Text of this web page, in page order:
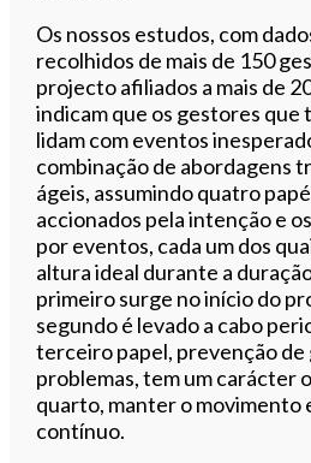
Os nossos estudos, com
recolhidos de mais de 150
projecto afiliados a mais de
indicam que os gestores que
lidam com eventos
combinação de abordagens
ágeis, assumindo quatro
accionados pela intenção e
por eventos, cada um dos
altura ideal durante a
primeiro surge no início do
segundo é levado a cabo
terceiro papel, prevenção de
problemas, tem um carácter
quarto, manter o movimento
contínuo.